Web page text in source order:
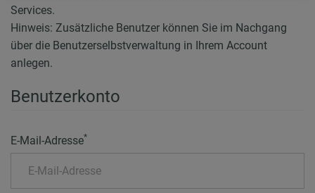
Services.
Hinweis: Zusätzliche Benutzer können Sie im Nachgang
über die Benutzerselbstverwaltung in Ihrem Account
anlegen.
Benutzerkonto
E-Mail-Adresse*